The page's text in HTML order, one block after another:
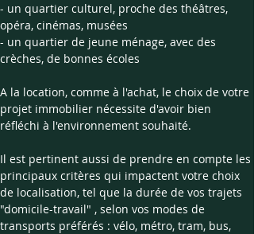
- un quartier culturel, proche des théâtres,
opéra, cinémas, musées
- un quartier de jeune ménage, avec des
crèches, de bonnes écoles
​A la location, comme à l'achat, le choix de votre
projet immobilier nécessite d'avoir bien
réfléchi à l'environnement souhaité.
Il est pertinent aussi de prendre en compte les
principaux critères qui impactent votre choix
de localisation, tel que la durée de vos trajets
"domicile-travail" , selon vos modes de
transports préférés : vélo, métro, tram, bus,